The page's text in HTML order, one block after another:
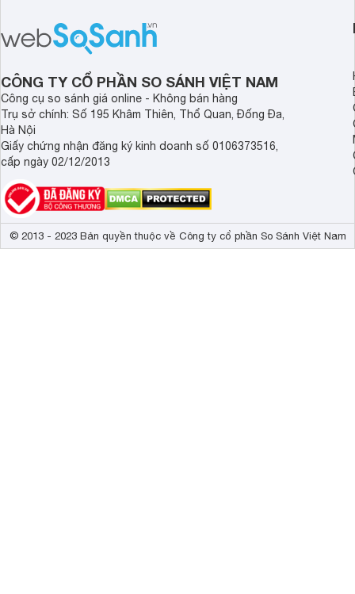
CÔNG TY CỔ PHẦN SO SÁNH VIỆT NAM
Công cụ so sánh giá online - Không bán hàng
Trụ sở chính: Số 195 Khâm Thiên, Thổ Quan, Đống Đa,
Hà Nội
Giấy chứng nhận đăng ký kinh doanh số 0106373516,
cấp ngày 02/12/2013
© 2013 - 2023 Bản quyền thuộc về Công ty cổ phần So Sánh Việt Nam